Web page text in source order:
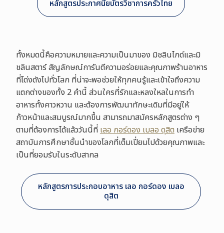
หลักสูตรประกาศนียบัตรวิชาการครัวไทย
ทั้งหมดนี้คือความหมายและความเป็นมาของ มิชลินไกด์และมิ
ชลินสตาร์ สัญลักษณ์การันตีความอร่อยและคุณภาพร้านอาหาร
ที่โด่งดังไปทั่วโลก ที่น่าจะพอช่วยให้ทุกคนรู้และเข้าใจถึงความ
แตกต่างของทั้ง 2 คำนี้ ส่วนใครที่รักและหลงใหลในการทำ
อาหารทั้งคาวหวาน และต้องการพัฒนาทักษะเดิมที่มีอยู่ให้
ก้าวหน้าและสมบูรณ์มากขึ้น สามารถมาสมัครหลักสูตรต่าง ๆ
ตามที่ต้องการได้แล้ววันนี้ที่ เลอ กอร์ดอง เบลอ ดุสิต เครือข่าย
สถาบันการศึกษาชั้นนำของโลกที่เต็มเปี่ยมไปด้วยคุณภาพและ
เป็นที่ยอมรับในระดับสากล
หลักสูตรการประกอบอาหาร เลอ กอร์ดอง เบลอ
ดุสิต